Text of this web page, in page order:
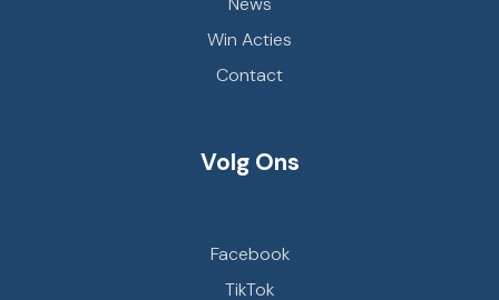
Win Acties
Contact
Volg Ons
Facebook
TikTok